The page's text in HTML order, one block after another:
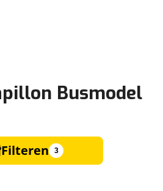
Busmodel
Filteren 3